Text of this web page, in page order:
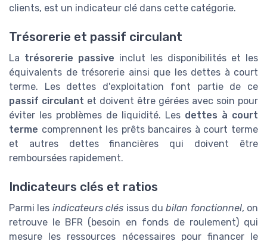
clients, est un indicateur clé dans cette catégorie.
Trésorerie et passif circulant
La trésorerie passive inclut les disponibilités et les
équivalents de trésorerie ainsi que les dettes à court
terme. Les dettes d'exploitation font partie de ce
passif circulant et doivent être gérées avec soin pour
éviter les problèmes de liquidité. Les dettes à court
terme comprennent les prêts bancaires à court terme
et autres dettes financières qui doivent être
remboursées rapidement.
Indicateurs clés et ratios
Parmi les indicateurs clés issus dubilan fonctionnel, on
retrouve le BFR (besoin en fonds de roulement) qui
mesure les ressources nécessaires pour financer le